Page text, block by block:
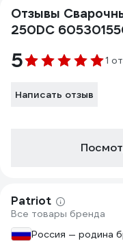
Отзывы
250DC
5 1
Написать отзыв
Patriot
Все товары бренда
Россия — родина